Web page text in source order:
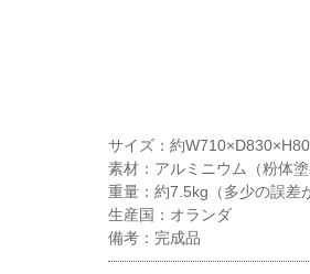
サイズ：約
素材：アルミニウム（粉体
重量：約7.5kg（多少の誤差
生産国：オランダ
備考：完成品